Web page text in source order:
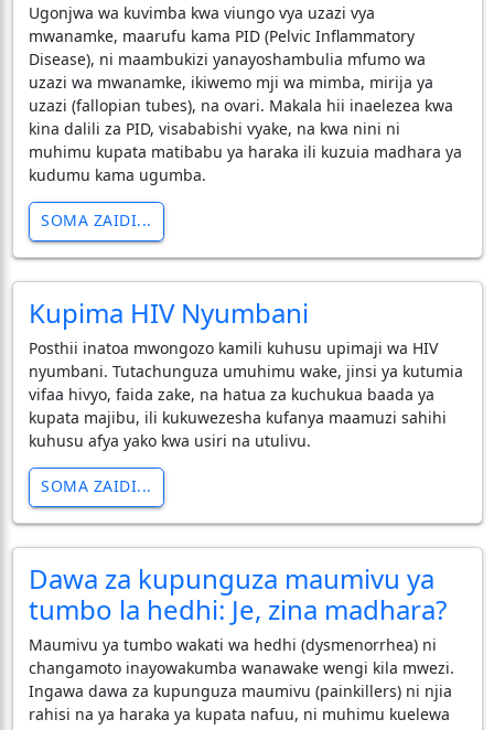
Ugonjwa wa kuvimba kwa viungo vya uzazi vya
mwanamke, maarufu kama PID (Pelvic Inflammatory
Disease), ni maambukizi yanayoshambulia mfumo wa
uzazi wa mwanamke, ikiwemo mji wa mimba, mirija ya
uzazi (fallopian tubes), na ovari. Makala hii inaelezea kwa
kina dalili za PID, visababishi vyake, na kwa nini ni
muhimu kupata matibabu ya haraka ili kuzuia madhara ya
kudumu kama ugumba.
SOMA ZAIDI...
​Kupima HIV Nyumbani
Posthii inatoa mwongozo kamili kuhusu upimaji wa HIV
nyumbani. Tutachunguza umuhimu wake, jinsi ya kutumia
vifaa hivyo, faida zake, na hatua za kuchukua baada ya
kupata majibu, ili kukuwezesha kufanya maamuzi sahihi
kuhusu afya yako kwa usiri na utulivu.
SOMA ZAIDI...
Dawa za kupunguza maumivu ya
tumbo la hedhi: Je, zina madhara?
​Maumivu ya tumbo wakati wa hedhi (dysmenorrhea) ni
changamoto inayowakumba wanawake wengi kila mwezi.
Ingawa dawa za kupunguza maumivu (painkillers) ni njia
rahisi na ya haraka ya kupata nafuu, ni muhimu kuelewa